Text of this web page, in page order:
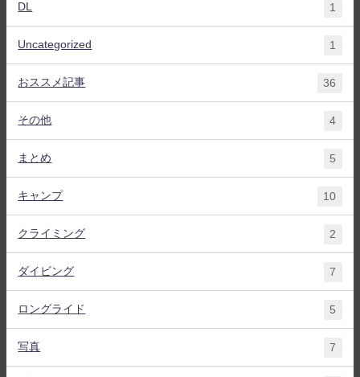
DL 1
Uncategorized 1
おススメ記事 36
その他 4
まとめ 5
キャンプ 10
クライミング 2
ダイビング 7
ロングライド 5
写真 7